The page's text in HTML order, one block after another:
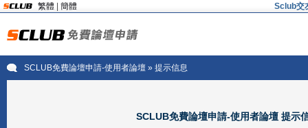
繁體 簡體 Sclub交
SCLUB免費論壇申請-使用者論壇» 提示信息
SCLUB免費論壇申請-使用者論壇 提示